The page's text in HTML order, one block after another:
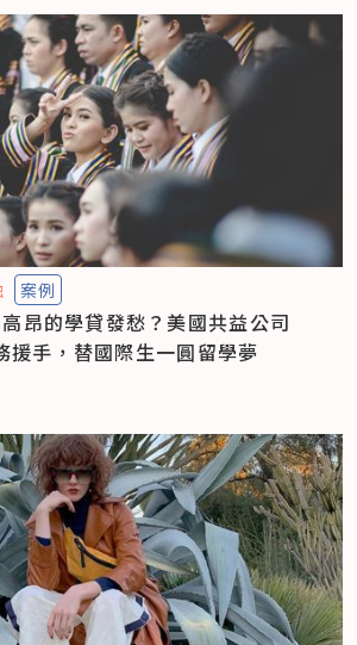
案例
昂的學貸發愁？美國共益公司
手，替國際生一圓留學夢